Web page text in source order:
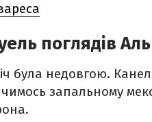
поглядів
була недовгою.
чимось запальному